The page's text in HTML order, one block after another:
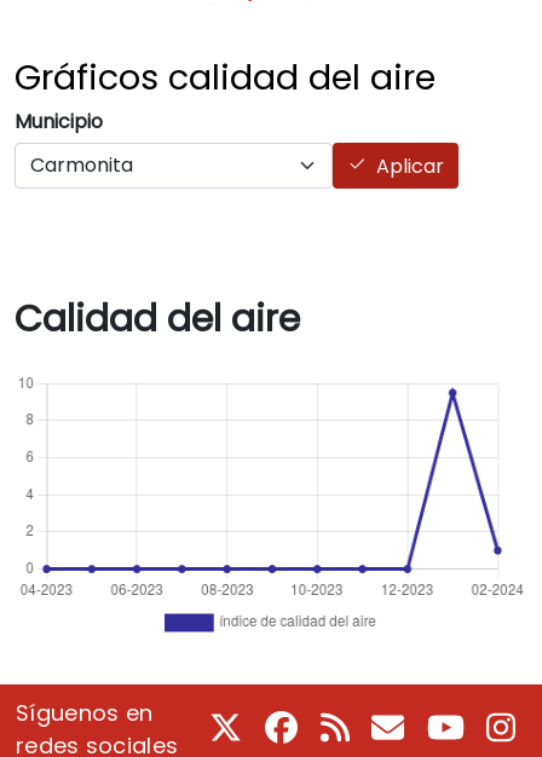
Gráficos calidad del aire
Municipio
Aplicar
Calidad del aire
Síguenos en
redes sociales
Facebook
RSS CorreoYoutube